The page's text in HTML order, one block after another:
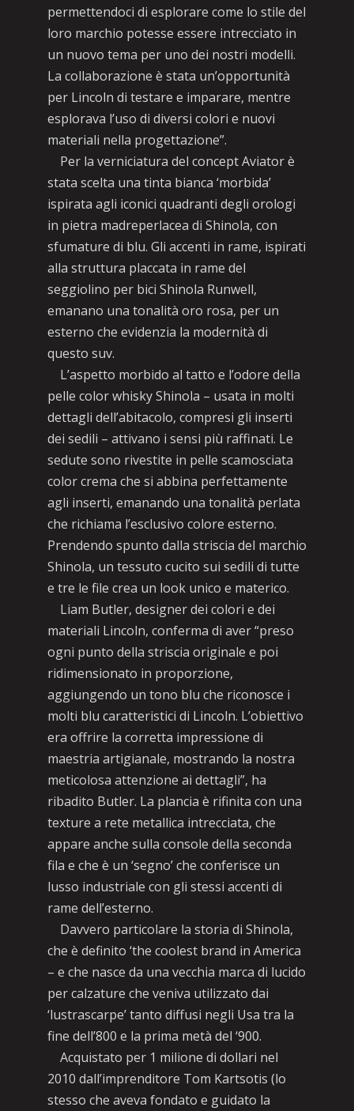
permettendoci di esplorare come lo stile del
loro marchio potesse essere intrecciato in
un nuovo tema per uno dei nostri modelli.
La collaborazione è stata un’opportunità
per Lincoln di testare e imparare, mentre
esplorava l’uso di diversi colori e nuovi
materiali nella progettazione”.
Per la verniciatura del concept Aviator è
stata scelta una tinta bianca ‘morbida’
ispirata agli iconici quadranti degli orologi
in pietra madreperlacea di Shinola, con
sfumature di blu. Gli accenti in rame, ispirati
alla struttura placcata in rame del
seggiolino per bici Shinola Runwell,
emanano una tonalità oro rosa, per un
esterno che evidenzia la modernità di
questo suv.
L’aspetto morbido al tatto e l’odore della
pelle color whisky Shinola – usata in molti
dettagli dell’abitacolo, compresi gli inserti
dei sedili – attivano i sensi più raffinati. Le
sedute sono rivestite in pelle scamosciata
color crema che si abbina perfettamente
agli inserti, emanando una tonalità perlata
che richiama l’esclusivo colore esterno.
Prendendo spunto dalla striscia del marchio
Shinola, un tessuto cucito sui sedili di tutte
e tre le file crea un look unico e materico.
Liam Butler, designer dei colori e dei
materiali Lincoln, conferma di aver “preso
ogni punto della striscia originale e poi
ridimensionato in proporzione,
aggiungendo un tono blu che riconosce i
molti blu caratteristici di Lincoln. L’obiettivo
era offrire la corretta impressione di
maestria artigianale, mostrando la nostra
meticolosa attenzione ai dettagli”, ha
ribadito Butler. La plancia è rifinita con una
texture a rete metallica intrecciata, che
appare anche sulla console della seconda
fila e che è un ‘segno’ che conferisce un
lusso industriale con gli stessi accenti di
rame dell’esterno.
Davvero particolare la storia di Shinola,
che è definito ‘the coolest brand in America
– e che nasce da una vecchia marca di lucido
per calzature che veniva utilizzato dai
‘lustrascarpe’ tanto diffusi negli Usa tra la
fine dell’800 e la prima metà del ‘900.
Acquistato per 1 milione di dollari nel
2010 dall’imprenditore Tom Kartsotis (lo
stesso che aveva fondato e guidato la